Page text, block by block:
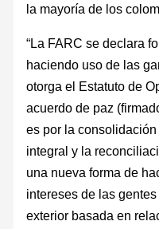
la mayoría de los
“La FARC se declara
haciendo uso de las
otorga el Estatuto de
acuerdo de paz
es por la
integral y la
una nueva forma de
intereses de las
exterior basada en